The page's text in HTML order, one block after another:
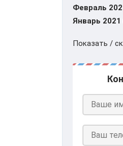
Февраль
Январь 2021
Показать /